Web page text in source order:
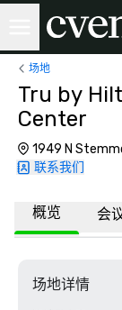
场地
Tru by
Center
1949 N
联系我们
概览 会
场地详情